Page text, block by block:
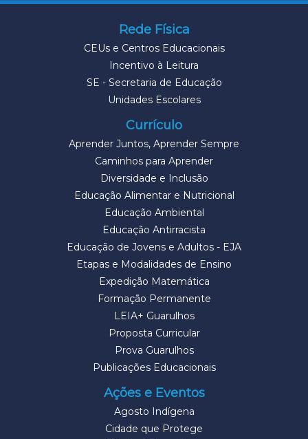
Rede Física
CEUs e Centros Educacionais
Incentivo à Leitura
SE - Secretaria de Educação
Unidades Escolares
Currículo
Aprender Juntos, Aprender Sempre
Caminhos para Aprender
Diversidade e Inclusão
Educação Alimentar e Nutricional
Educação Ambiental
Educação Antirracista
Educação de Jovens e Adultos - EJA
Etapas e Modalidades de Ensino
Expedição Matemática
Formação Permanente
LEIA+ Guarulhos
Proposta Curricular
Prova Guarulhos
Publicações Educacionais
Ações e Eventos
Agosto Indígena
Cidade que Protege